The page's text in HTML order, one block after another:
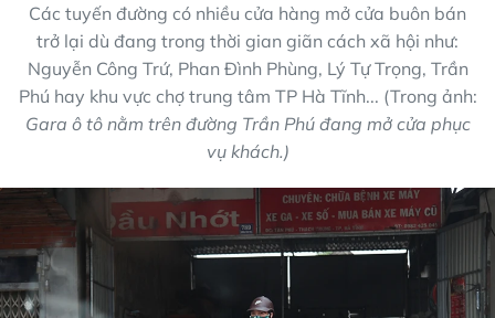
Các tuyến đường có nhiều cửa hàng mở cửa buôn bán
trở lại dù đang trong thời gian giãn cách xã hội như:
Nguyễn Công Trứ, Phan Đình Phùng, Lý Tự Trọng, Trần
Phú hay khu vực chợ trung tâm TP Hà Tĩnh... (Trong ảnh:
Gara ô tô nằm trên đường Trần Phú đang mở cửa phục
vụ khách.)